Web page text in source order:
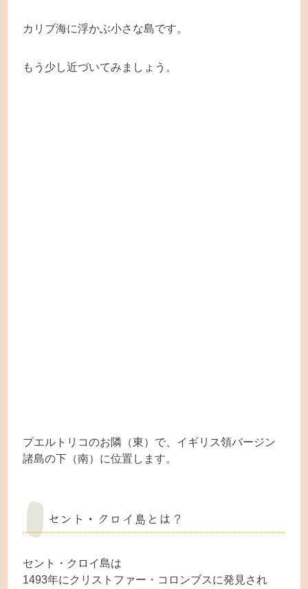
カリブ海に浮かぶ小さな島です。
もう少し近づいてみましょう。
プエルトリコのお隣（東）で、イギリス領バージン
諸島の下（南）に位置します。
セント・クロイ島とは？
セント・クロイ島は
1493年にクリストファー・コロンブスに発見され